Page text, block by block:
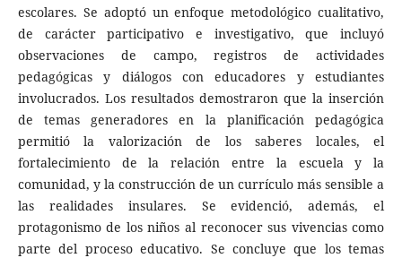
escolares. Se adoptó un enfoque metodológico cualitativo,
de carácter participativo e investigativo, que incluyó
observaciones de campo, registros de actividades
pedagógicas y diálogos con educadores y estudiantes
involucrados. Los resultados demostraron que la inserción
de temas generadores en la planificación pedagógica
permitió la valorización de los saberes locales, el
fortalecimiento de la relación entre la escuela y la
comunidad, y la construcción de un currículo más sensible a
las realidades insulares. Se evidenció, además, el
protagonismo de los niños al reconocer sus vivencias como
parte del proceso educativo. Se concluye que los temas